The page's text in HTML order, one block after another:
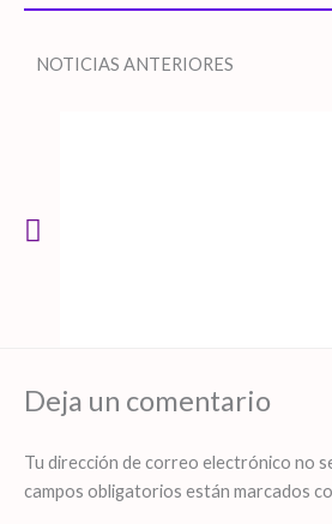
NOTICIAS ANTERIORES
Deja un comentario
Tu dirección de correo electrónico no
campos obligatorios están marcados